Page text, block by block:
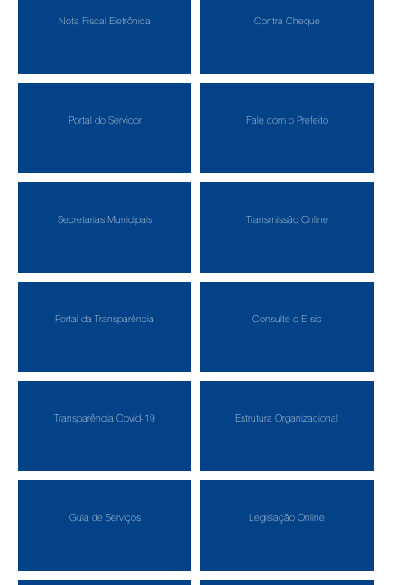
Nota Fiscal Eletrônica Contra Cheque
Portal do Servidor Fale com o Prefeito
Secretarias Municipais Transmissão Online
Portal da Transparência Consulte o E-sic
Transparência Covid-19 Estrutura Organizacional
Guia de Serviços Legislação Online